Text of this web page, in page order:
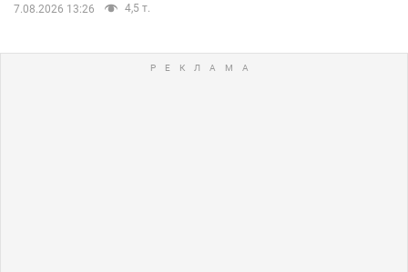
7.08.2026 13:26 4,5 т.